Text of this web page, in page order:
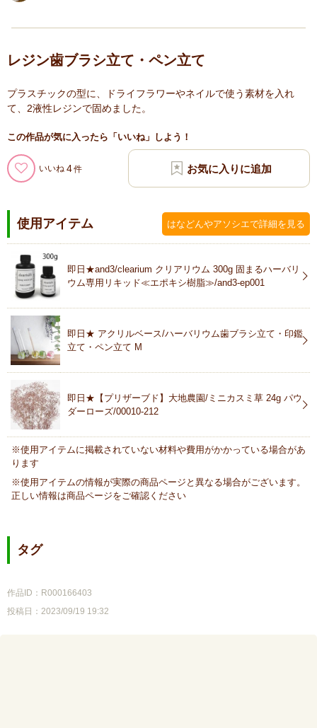
レジン歯ブラシ立て・ペン立て
プラスチックの型に、ドライフラワーやネイルで使う素材を入れ
て、2液性レジンで固めました。
この作品が気に入ったら「いいね」しよう！
いいね 4
使用アイテム はなどんやアソシエで詳細を見る
即日★and3/clearium クリアリウム 300g 固まるハーバリ
ウム専用リキッド≪エポキシ樹脂≫/and3-ep001
即日★ アクリルベース/ハーバリウム歯ブラシ立て・印鑑
立て・ペン立て M
即日★【プリザーブド】大地農園/ミニカスミ草 24g パウ
ダーローズ/00010-212
※使用アイテムに掲載されていない材料や費用がかかっている場合があ
ります
※使用アイテムの情報が実際の商品ページと異なる場合がございます。
正しい情報は商品ページをご確認ください
タグ
作品ID：R000166403
投稿日：2023/09/19 19:32